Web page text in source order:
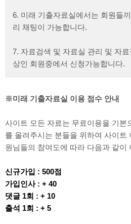
6. 미래 기출자료실에서는 회원들
리 채팅이 가능합니다.
7. 자료검색 및 자료실 관리 및 자
상인 회원중에서 신청가능합니다.
※미래 기출자료실 이용 점수 안내
사이트 모든 자료는 무료이용을 기본
를 올려주시는 분들을 위하여 사이트
원님들의 참여도에 따라 다음과 같이
신규가입 : 500점
가입인사 : + 40
댓글 1회 : + 10
출석 1회 : + 5